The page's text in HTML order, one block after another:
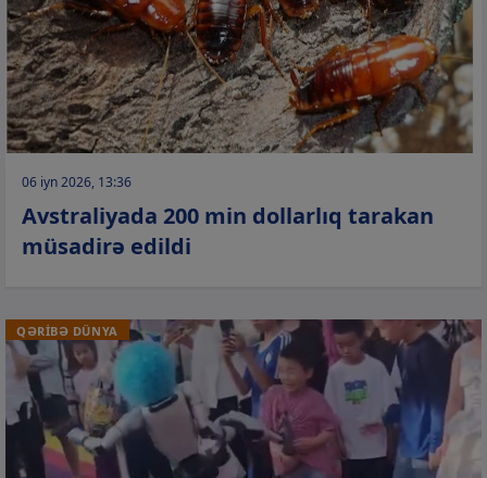
06 iyn 2026, 13:36
Avstraliyada 200 min dollarlıq tarakan
müsadirə edildi
QƏRİBƏ DÜNYA